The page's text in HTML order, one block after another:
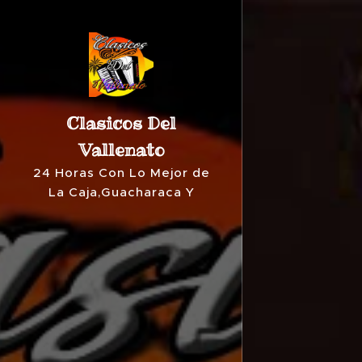
Clasicos Del
Vallenato
24 Horas Con Lo Mejor de
La Caja,Guacharaca Y